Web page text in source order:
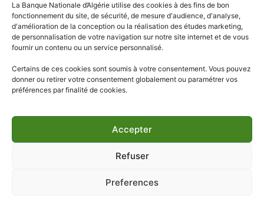
La Banque Nationale d’Algérie utilise des cookies à des fins de bon
fonctionnement du site, de sécurité, de mesure d'audience, d'analyse,
d'amélioration de la conception ou la réalisation des études marketing,
de personnalisation de votre navigation sur notre site internet et de vous
fournir un contenu ou un service personnalisé.
Certains de ces cookies sont soumis à votre consentement. Vous pouvez
donner ou retirer votre consentement globalement ou paramétrer vos
préférences par finalité de cookies.
Accepter
Refuser
Preferences
Direction Générale :
Adresse : Quartier d’Affaires Bab Ezzouar
Centre de Relation Client :
Adresse : Quartier d’Affaires Bab Ezzouar
Centre d’appel :3306
kdconcept